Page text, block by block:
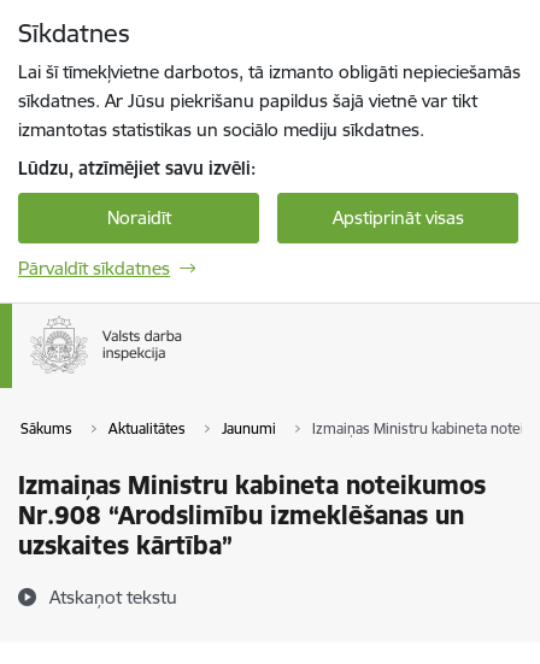
Sīkdatnes
Lai šī tīmekļvietne darbotos, tā izmanto obligāti nepieciešamās
sīkdatnes. Ar Jūsu piekrišanu papildus šajā vietnē var tikt
izmantotas statistikas un sociālo mediju sīkdatnes.
Lūdzu, atzīmējiet savu izvēli:
Noraidīt Apstiprināt visas
Pārvaldīt sīkdatnes
Sākums Aktualitātes Jaunumi Izmaiņas Ministru kabineta
Izmaiņas Ministru kabineta noteikumos
Nr.908 “Arodslimību izmeklēšanas un
uzskaites kārtība”
Atskaņot tekstu